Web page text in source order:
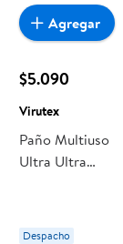
$5.090
Virutex
Paño Multiuso
Ultra Ultra
Virutex
Despacho
Agregar